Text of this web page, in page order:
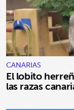
CANARIAS
El lobito
las razas